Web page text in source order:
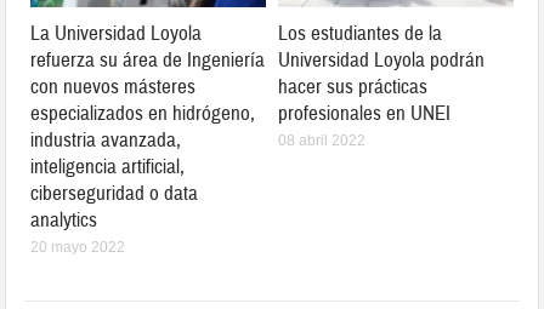
La Universidad Loyola
refuerza su área de Ingeniería
con nuevos másteres
especializados en hidrógeno,
industria avanzada,
inteligencia artificial,
ciberseguridad o data
analytics
20 mayo 2022
Los estudiantes de la
Universidad Loyola podrán
hacer sus prácticas
profesionales en UNEI
08 abril 2022